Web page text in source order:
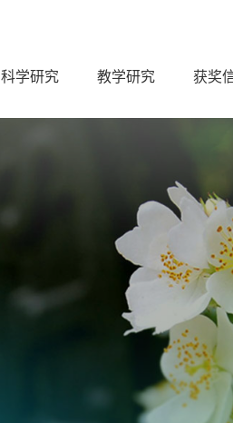
科学研究 教学研究 获奖